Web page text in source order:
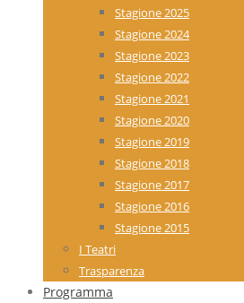
Stagione 2025
Stagione 2024
Stagione 2023
Stagione 2022
Stagione 2021
Stagione 2020
Stagione 2019
Stagione 2018
Stagione 2017
Stagione 2016
Stagione 2015
I Teatri
Trasparenza
Programma